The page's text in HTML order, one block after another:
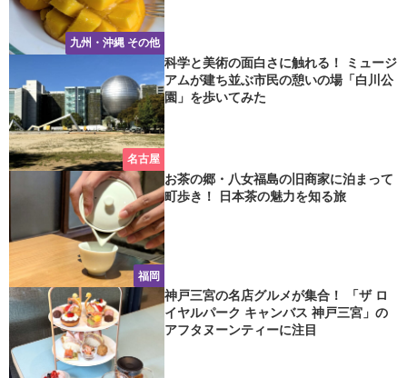
九州・沖縄 その他
名古屋
科学と美術の面白さに触れる！ ミュージ
アムが建ち並ぶ市民の憩いの場「白川公
園」を歩いてみた
福岡
お茶の郷・八女福島の旧商家に泊まって
町歩き！ 日本茶の魅力を知る旅
神戸三宮の名店グルメが集合！ 「ザ ロ
イヤルパーク キャンバス 神戸三宮」の
アフタヌーンティーに注目